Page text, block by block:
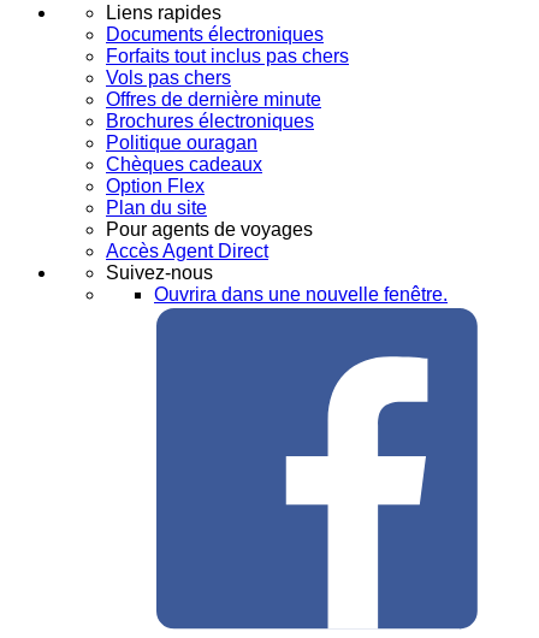
Liens rapides
Documents électroniques
Forfaits tout inclus pas chers
Vols pas chers
Offres de dernière minute
Brochures électroniques
Politique ouragan
Chèques cadeaux
Option Flex
Plan du site
Pour agents de voyages
Accès Agent Direct
Suivez-nous
Ouvrira dans une nouvelle fenêtre.